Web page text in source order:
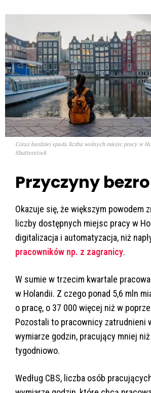
Coraz bardziej spada liczba wolnych miejsc pracy w
Shutterstock
Przyczyny
Okazuje się, że większym powodem
liczby dostępnych miejsc pracy w
digitalizacja i automatyzacja, niż
pracowników np. z zagranicy.
W sumie w trzecim kwartale
w Holandii. Z czego ponad 5,6 mln
o pracę, o 37 000 więcej niż w
Pozostali to pracownicy zatrudnieni
wymiarze godzin, pracujący mniej
tygodniowo.
Według CBS, liczba osób